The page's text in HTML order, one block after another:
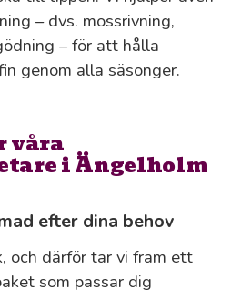
– dvs. mossrivning,
– för att hålla
genom alla säsonger.
våra
i Ängelholm
efter dina behov
och därför tar vi fram ett
som passar dig